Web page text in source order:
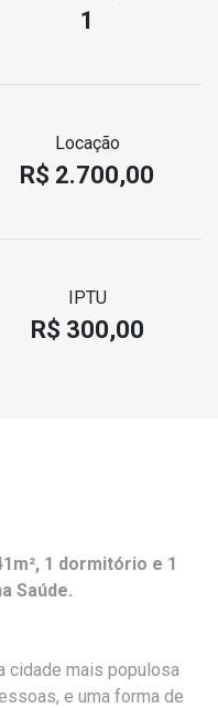
1
Locação
R$ 2.700,00
IPTU
R$ 300,00
1 dormitório e 1
Saúde.
cidade mais populosa
e uma forma de